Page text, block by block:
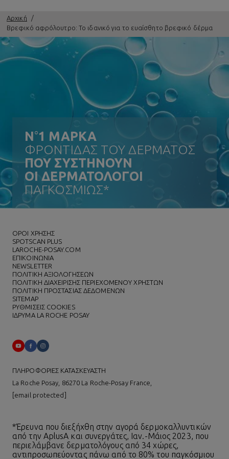
Αρχική
Βρεφικό αφρόλουτρο: Το ιδανικό για το ευαίσθητο βρεφικό δέρμα
N°1 ΜΑΡΚΑ
ΦΡΟΝΤΙΔΑΣ ΤΟΥ ΔΕΡΜΑΤΟΣ
ΠΟΥ ΣΥΣΤΗΝΟΥΝ
ΟΙ ΔΕΡΜΑΤΟΛΟΓΟΙ
ΠΑΓΚΟΣΜΙΩΣ*
ΌΡΟΙ ΧΡΗΣΗΣ
SPOTSCAN PLUS
LAROCHE-POSAY.COM
ΕΠΙΚΟΙΝΩΝΙΑ
NEWSLETTER
ΠΟΛΙΤΙΚΗ ΑΞΙΟΛΟΓΗΣΕΩΝ
ΠΟΛΙΤΙΚΗ ΔΙΑΧΕΙΡΙΣΗΣ ΠΕΡΙΕΧΟΜΕΝΟΥ ΧΡΗΣΤΩΝ
ΠΟΛΙΤΙΚΗ ΠΡΟΣΤΑΣΙΑΣ ΔΕΔΟΜΕΝΩΝ
SITEMAP
ΡΥΘΜΙΣΕΙΣ COOKIES
ΙΔΡΥΜΑ LA ROCHE POSAY
ΠΛΗΡΟΦΟΡΙΕΣ ΚΑΤΑΣΚΕΥΑΣΤΗ
La Roche Posay, 86270 La Roche-Posay France,
[email protected]
*Έρευνα που διεξήχθη στην αγορά δερμοκαλλυντικών
από την AplusA και συνεργάτες, Ιαν.-Μάιος 2023, που
περιελάμβανε δερματολόγους από 34 χώρες,
αντιπροσωπεύοντας πάνω από το 80% του παγκόσμιου